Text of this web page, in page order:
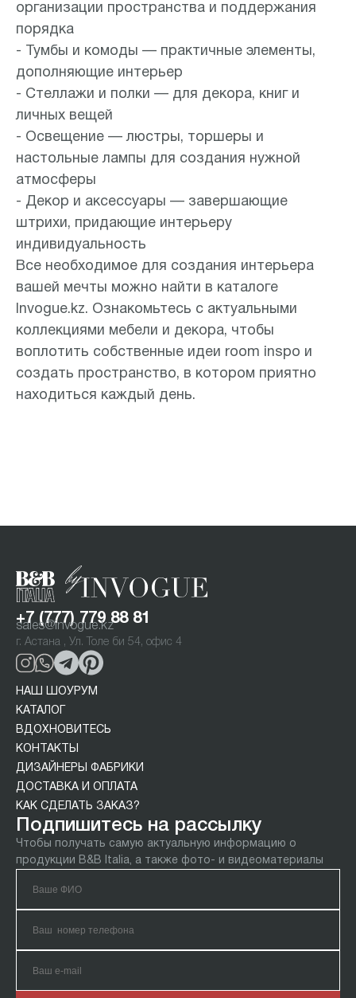
организации пространства и поддержания
порядка
- Тумбы и комоды — практичные элементы,
дополняющие интерьер
- Стеллажи и полки — для декора, книг и
личных вещей
- Освещение — люстры, торшеры и
настольные лампы для создания нужной
атмосферы
- Декор и аксессуары — завершающие
штрихи, придающие интерьеру
индивидуальность
Все необходимое для создания интерьера
вашей мечты можно найти в каталоге
Invogue.kz. Ознакомьтесь с актуальными
коллекциями мебели и декора, чтобы
воплотить собственные идеи room inspo и
создать пространство, в котором приятно
находиться каждый день.
+7 (777) 779 88 81
sales@invogue.kz
г. Астана , Ул. Толе би 54, офис 4
НАШ ШОУРУМ
КАТАЛОГ
ВДОХНОВИТЕСЬ
КОНТАКТЫ
ДИЗАЙНЕРЫ ФАБРИКИ
ДОСТАВКА И ОПЛАТА
КАК СДЕЛАТЬ ЗАКАЗ?
Подпишитесь на рассылку
Чтобы получать самую актуальную информацию о
продукции B&B Italia, а также фото- и видеоматериалы